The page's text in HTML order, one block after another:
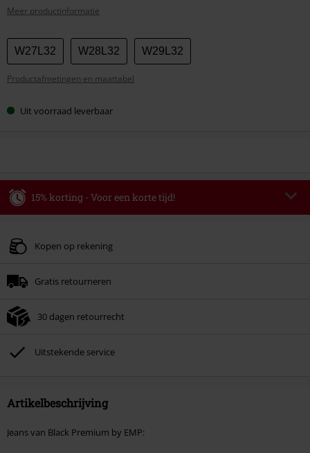
Meer productinformatie
Kies
je
maat
W27L32 W28L32 W29L32
Productafmetingen en maattabel
Uit voorraad leverbaar
15% korting - Voor een korte tijd!
Geldig t/m 09-08-2026
Zodra je de code hebt ingevoerd, wordt de korting automatisch verrekend in
Kan niet gecombineerd worden met andere kortingscodes. Boeken, media,
Toten Hosen, Metality, cadeaubonnen en artikelen met een inbegrepen
donatie zijn uitgesloten van de korting.
Kopen op rekening
Gratis retourneren
30 dagen retourrecht
Uitstekende service
Artikelbeschrijving
Jeans van Black Premium by EMP: